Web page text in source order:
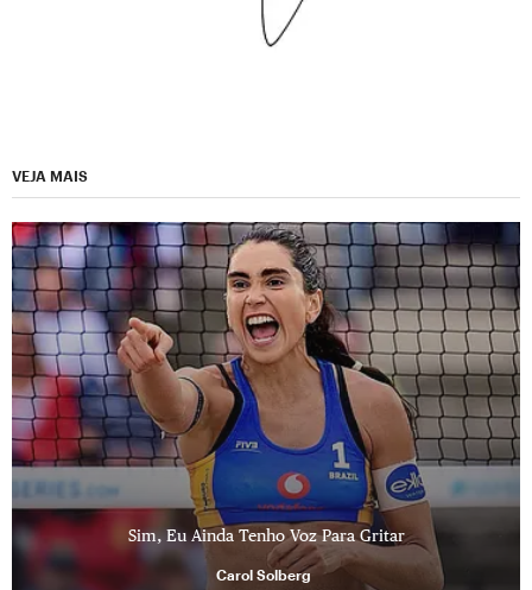
VEJA MAIS
Sim, Eu Ainda Tenho Voz Para Gritar
Carol Solberg